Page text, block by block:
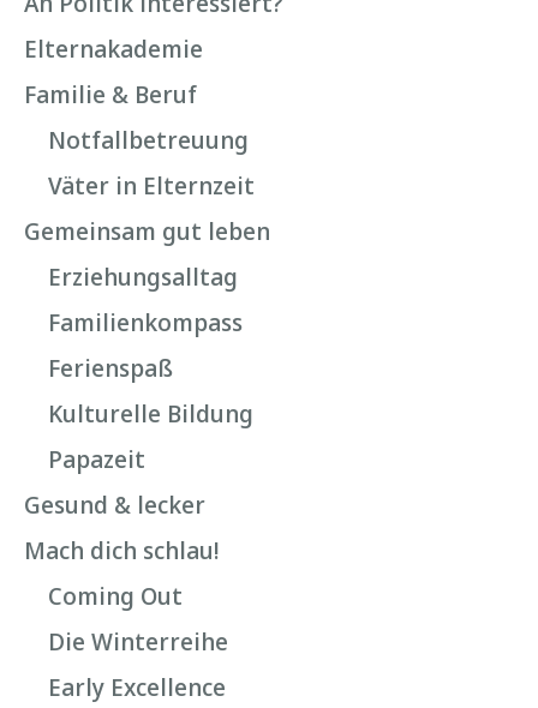
Elternakademie
Familie & Beruf
Notfallbetreuung
Väter in Elternzeit
Gemeinsam gut leben
Erziehungsalltag
Familienkompass
Ferienspaß
Kulturelle Bildung
Papazeit
Gesund & lecker
Mach dich schlau!
Coming Out
Die Winterreihe
Early Excellence